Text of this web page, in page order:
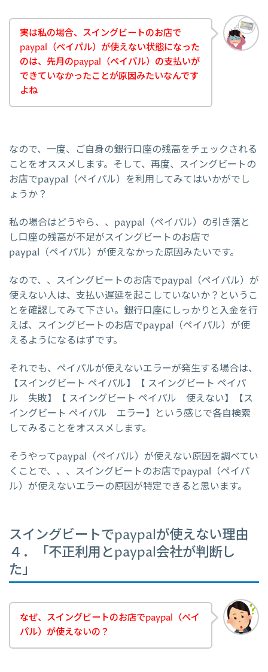
実は私の場合、スイングビートのお店で
paypal（ペイパル）が使えない状態になった
のは、先月のpaypal（ペイパル）の支払いが
できていなかったことが原因みたいなんです
よね
なので、一度、ご自身の銀行口座の残高をチェックされる
ことをオススメします。そして、再度、スイングビートの
お店でpaypal（ペイパル）を利用してみてはいかがでし
ょうか？
私の場合はどうやら、、paypal（ペイパル）の引き落と
し口座の残高が不足がスイングビートのお店で
paypal（ペイパル）が使えなかった原因みたいです。
なので、、スイングビートのお店でpaypal（ペイパル）が
使えない人は、支払い遅延を起こしていないか？というこ
とを確認してみて下さい。銀行口座にしっかりと入金を行
えば、スイングビートのお店でpaypal（ペイパル）が使
えるようになるはずです。
それでも、ペイパルが使えないエラーが発生する場合は、
【スイングビート ペイパル】【 スイングビート ペイパ
ル 失敗】【 スイングビート ペイパル 使えない】【ス
イングビート ペイパル エラー】という感じで各自検索
してみることをオススメします。
そうやってpaypal（ペイパル）が使えない原因を調べてい
くことで、、、スイングビートのお店でpaypal（ペイパ
ル）が使えないエラーの原因が特定できると思います。
スイングビートでpaypalが使えない理由
４．「不正利用とpaypal会社が判断し
た」
なぜ、スイングビートのお店でpaypal（ペイ
パル）が使えないの？